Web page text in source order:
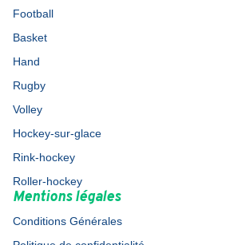
Football
Basket
Hand
Rugby
Volley
Hockey-sur-glace
Rink-hockey
Roller-hockey
Mentions légales
Conditions Générales